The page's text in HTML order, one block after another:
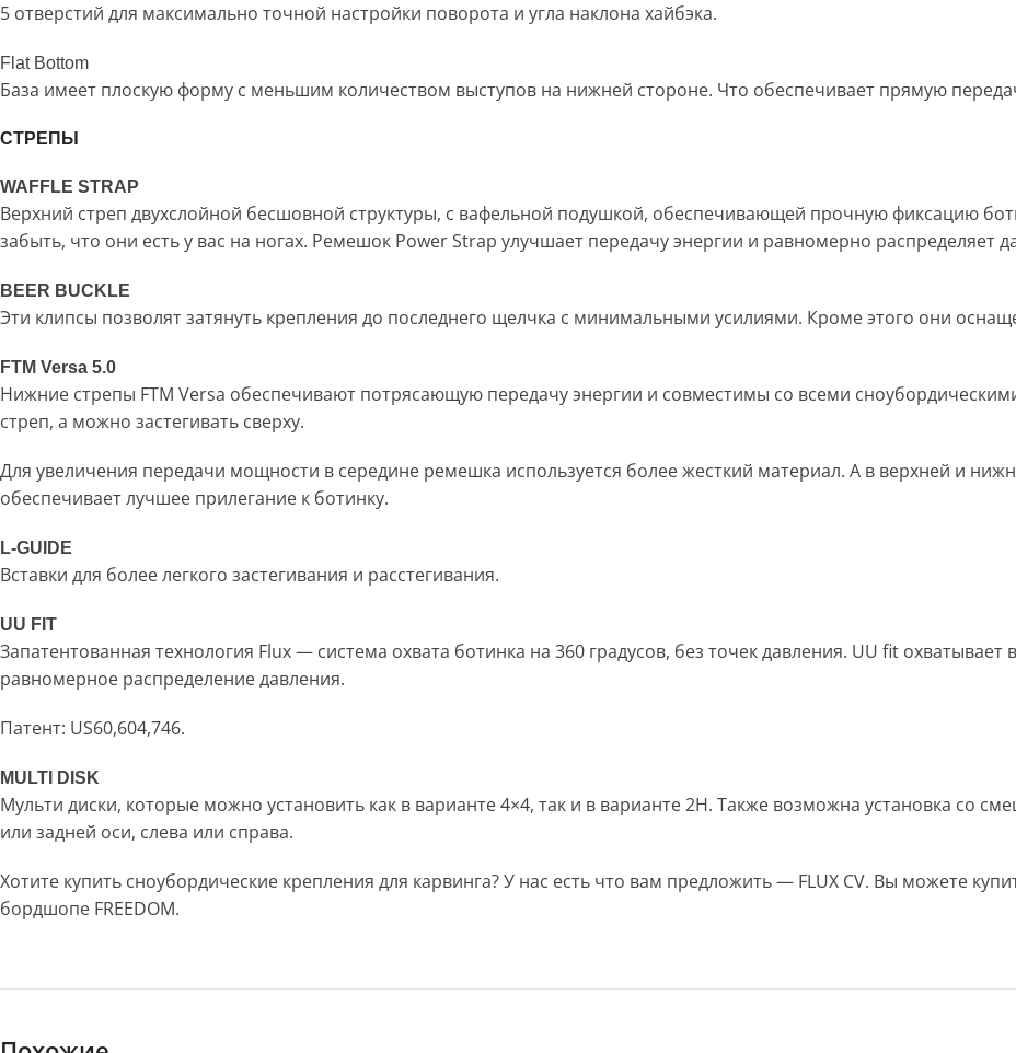
5 отверстий для максимально точной настройки поворота и угла наклона хайбэка.
Flat Bottom
База имеет плоскую форму с меньшим количеством выступов на нижней стороне. Что обеспечивает прямую
СТРЕПЫ
WAFFLE STRAP
Верхний стреп двухслойной бесшовной структуры, с вафельной подушкой, обеспечивающей прочную фиксацию
забыть, что они есть у вас на ногах. Ремешок Power Strap улучшает передачу энергии и равномерно распределяет
BEER BUCKLE
Эти клипсы позволят затянуть крепления до последнего щелчка с минимальными усилиями. Кроме этого они
FTM Versa 5.0
Нижние стрепы FTM Versa обеспечивают потрясающую передачу энергии и совместимы со всеми
стреп, а можно застегивать сверху.
Для увеличения передачи мощности в середине ремешка используется более жесткий материал. А в верхней и
обеспечивает лучшее прилегание к ботинку.
L-GUIDE
Вставки для более легкого застегивания и расстегивания.
UU FIT
Запатентованная технология Flux — система охвата ботинка на 360 градусов, без точек давления. UU fit
равномерное распределение давления.
Патент: US60,604,746.
MULTI DISK
Мульти диски, которые можно установить как в варианте 4×4, так и в варианте 2H. Также возможна установка со
или задней оси, слева или справа.
Хотите купить сноубордические крепления для карвинга? У нас есть что вам предложить — FLUX CV. Вы можете
бордшопе FREEDOM.